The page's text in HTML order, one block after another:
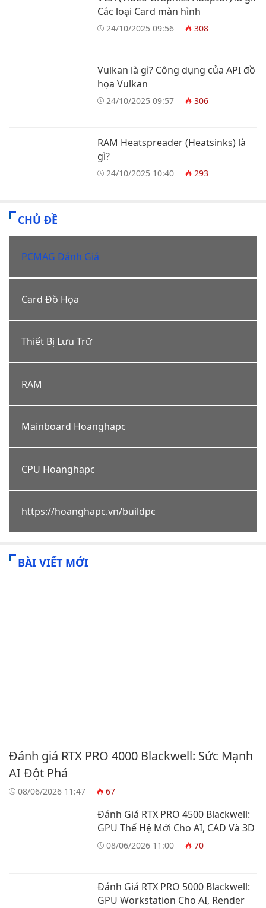
Các loại Card màn hình
24/10/2025 09:56 308
Vulkan là gì? Công dụng của API đồ
họa Vulkan
24/10/2025 09:57 306
RAM Heatspreader (Heatsinks) là
gì?
24/10/2025 10:40 293
CHỦ ĐỀ
PCMAG Đánh Giá
Card Đồ Họa
Thiết Bị Lưu Trữ
RAM
Mainboard Hoanghapc
CPU Hoanghapc
https://hoanghapc.vn/buildpc
BÀI VIẾT MỚI
Đánh giá RTX PRO 4000 Blackwell: Sức Mạnh
AI Đột Phá
08/06/2026 11:47 67
Đánh Giá RTX PRO 4500 Blackwell:
GPU Thế Hệ Mới Cho AI, CAD Và 3D
08/06/2026 11:00 70
Đánh Giá RTX PRO 5000 Blackwell:
GPU Workstation Cho AI, Render